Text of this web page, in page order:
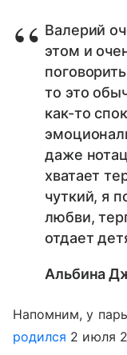
Валерий
этом и
то это
как-то
даже
хватает
чуткий, я
любви,
отдает
Альбина
Напомним, у
родился 2 июля